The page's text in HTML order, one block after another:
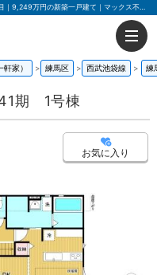
練馬区大泉学園町41期 1号棟 東京都練馬区大泉学園町2丁目｜9,249万円の新築一戸建て｜マックス不動産販売 東京荻窪店
家） 練馬区 西武池袋線 練
期 1号棟
お気に入り